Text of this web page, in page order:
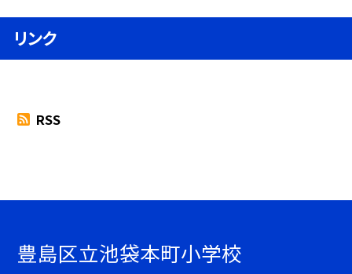
リンク
RSS
豊島区立池袋本町小学校